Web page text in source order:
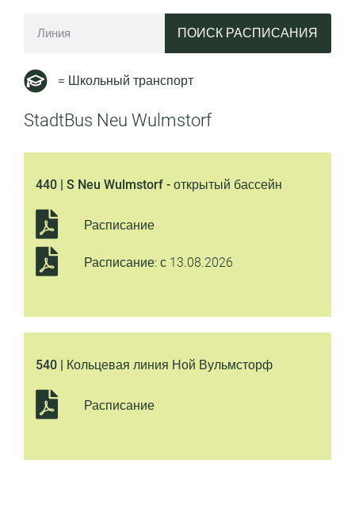
ПОИСК РАСПИСАНИЯ
= Школьный транспорт
StadtBus Neu Wulmstorf
440 | S Neu Wulmstorf - открытый бассейн
Расписание
Расписание: с 13.08.2026
540 | Кольцевая линия Ной Вульмсторф
Расписание